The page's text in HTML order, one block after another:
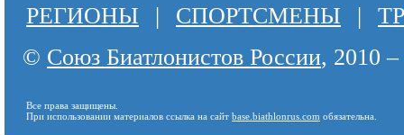
РЕГИОНЫ | СПОРТСМЕНЫ |
© Союз Биатлонистов России, 2010
Все права защищены.
При использовании материалов ссылка на сайт base.biathlonrus.com обязательна.